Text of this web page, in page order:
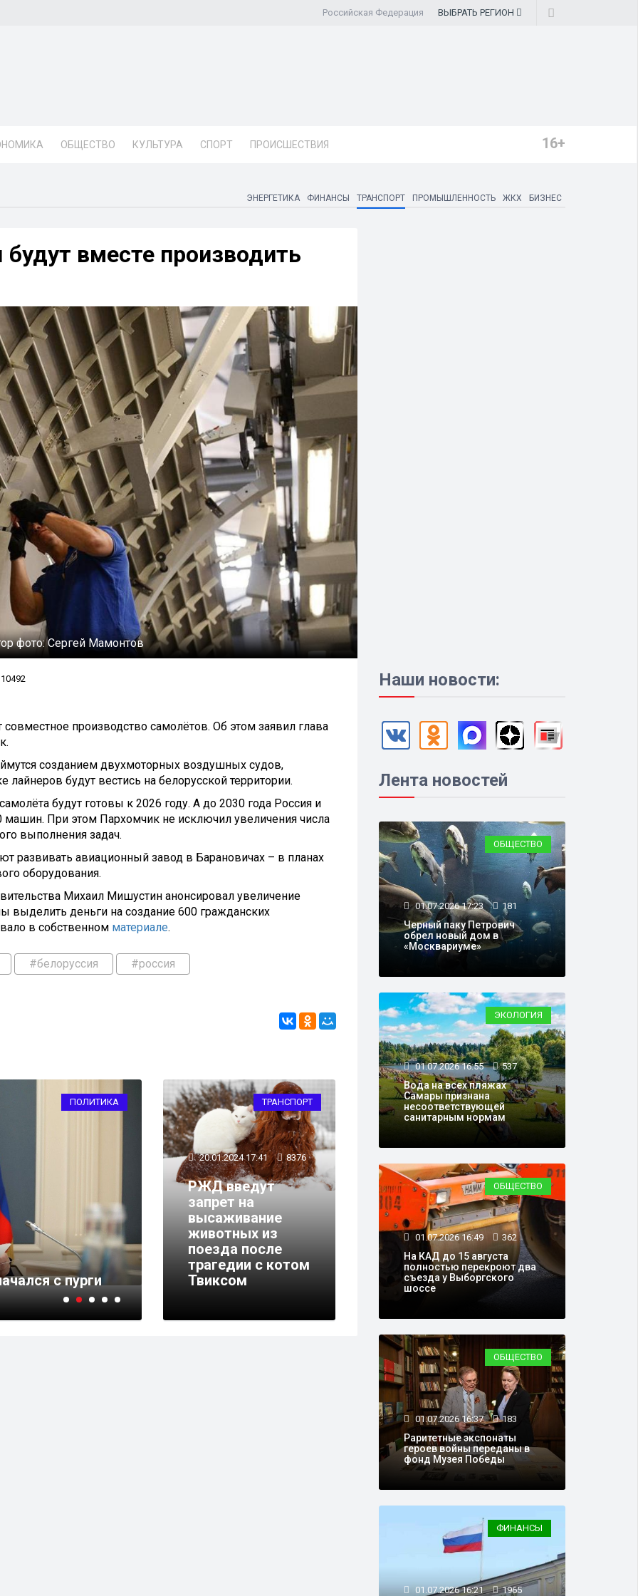
Российская Федерация ВЫБРАТЬ РЕГИОН
ОБЩЕСТВО КУЛЬТУРА СПОРТ ПРОИСШЕСТВИЯ 16+
ЭНЕРГЕТИКА ФИНАНСЫ ТРАНСПОРТ ПРОМЫШЛЕННОСТЬ ЖКХ БИЗНЕС
вместе производить
фото:Сергей Мамонтов
10492
совместное производство самолётов. Об этом заявил глава
созданием двухмоторных воздушных судов,
будут вестись на белорусской территории.
будут готовы к 2026 году. А до 2030 года Россия и
машин. При этом Пархомчик не исключил увеличения числа
выполнения задач.
развивать авиационный завод в Барановичах – в планах
оборудования.
Михаил Мишустин анонсировал увеличение
выделить деньги на создание 600 гражданских
в собственном материале.
#белоруссия #россия
ПОЛИТИКА
с пурги
ПОЛИТИКА
01.11.2023 14:04 21406
Путин созвонился с Лукашенко после
претензий по БелАЭС
26.09.2023 12:09
Лукашенко
Путиным, о
ТРАНСПОРТ
20.01.2024 17:41 8376
РЖД введут
запрет на
высаживание
животных из
поезда после
трагедии с котом
Твиксом
Наши новости:
Лента новостей
ОБЩЕСТВО
01.07.2026 17:23 181
Черный паку Петрович
обрел новый дом в
«Москвариуме»
ЭКОЛОГИЯ
01.07.2026 16:55 537
Вода на всех пляжах
Самары признана
несоответствующей
санитарным нормам
ОБЩЕСТВО
01.07.2026 16:49 362
На КАД до 15 августа
полностью перекроют два
съезда у Выборгского
шоссе
ОБЩЕСТВО
01.07.2026 16:37 183
Раритетные экспонаты
героев войны переданы в
фонд Музея Победы
ФИНАНСЫ
01.07.2026 16:21 1965